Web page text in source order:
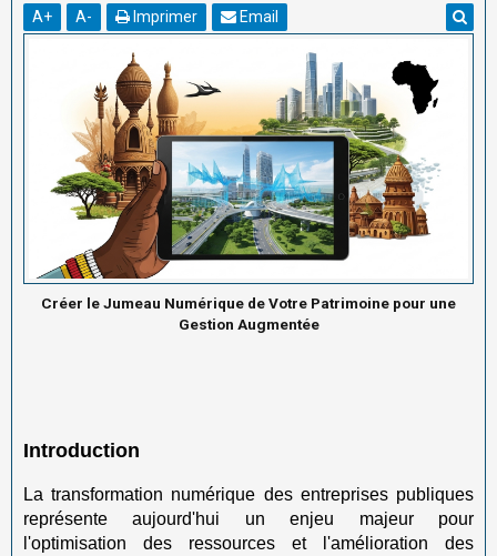
A+ A- Imprimer Email
Créer le Jumeau Numérique de Votre Patrimoine pour une
Gestion Augmentée
Introduction
La transformation numérique des entreprises publiques
représente aujourd'hui un enjeu majeur pour
l'optimisation des ressources et l'amélioration des